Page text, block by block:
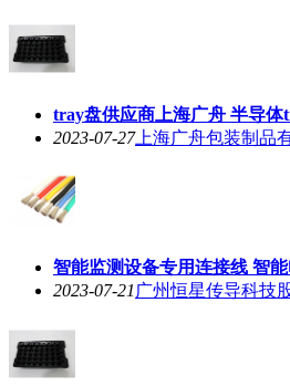
tray盘供应商上海广舟 半导
2023-07-27上海广舟包装制品
智能监测设备专用连接线 智
2023-07-21 广州恒星传导科技